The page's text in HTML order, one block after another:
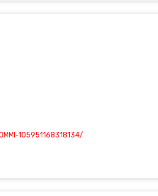
105951168318134/